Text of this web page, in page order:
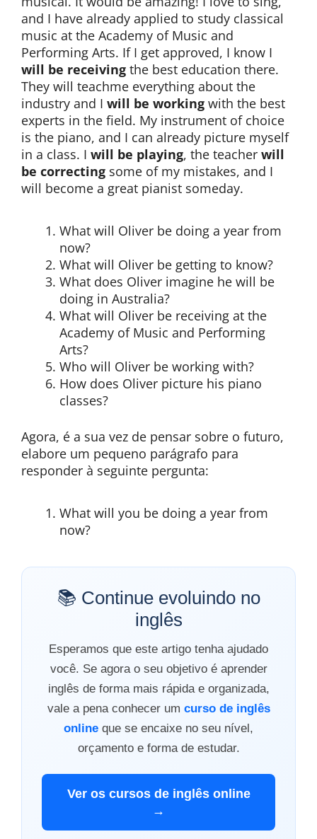
and I have already applied to study classical
music at the Academy of Music and
Performing Arts. If I get approved, I know I
will be receiving the best education there.
They will teachme everything about the
industry and I will be working with the best
experts in the field. My instrument of choice
is the piano, and I can already picture myself
in a class. I will be playing, the teacher will
be correcting some of my mistakes, and I
will become a great pianist someday.
What will Oliver be doing a year from
now?
What will Oliver be getting to know?
What does Oliver imagine he will be
doing in Australia?
What will Oliver be receiving at the
Academy of Music and Performing
Arts?
Who will Oliver be working with?
How does Oliver picture his piano
classes?
Agora, é a sua vez de pensar sobre o futuro,
elabore um pequeno parágrafo para
responder à seguinte pergunta:
What will you be doing a year from
now?
📚 Continue evoluindo no
inglês
Esperamos que este artigo tenha ajudado
você. Se agora o seu objetivo é aprender
inglês de forma mais rápida e organizada,
vale a pena conhecer um curso de inglês
online que se encaixe no seu nível,
orçamento e forma de estudar.
Ver os cursos de inglês online
→